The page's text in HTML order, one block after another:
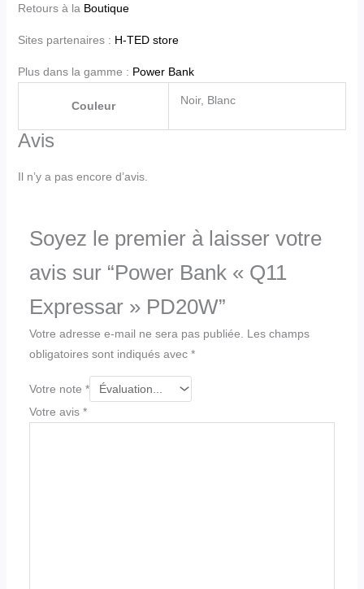
Retours à la Boutique
Sites partenaires : H-TED store
Plus dans la gamme : Power Bank
Couleur Noir, Blanc
Avis
Il n’y a pas encore d’avis.
Soyez le premier à laisser votre
avis sur “Power Bank « Q11
Expressar » PD20W”
Votre adresse e-mail ne sera pas publiée.
Les champs
obligatoires sont indiqués avec *
Votre note *
Votre avis *